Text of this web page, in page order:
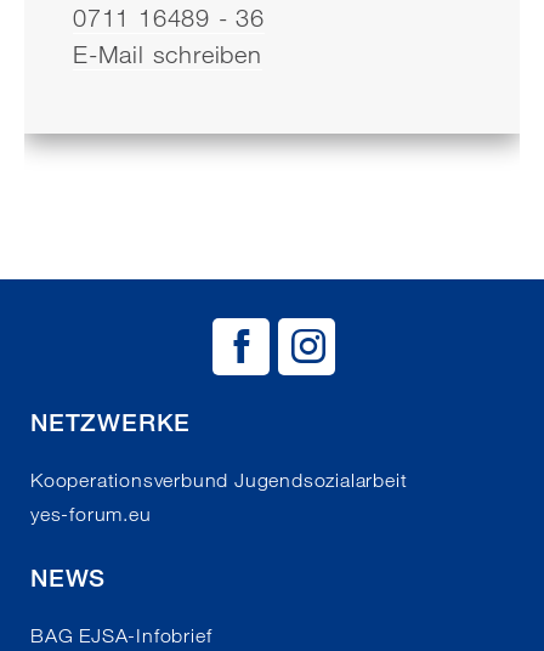
0711 16489 - 36
E-Mail schreiben
NETZWERKE
Kooperationsverbund Jugendsozialarbeit
yes-forum.eu
NEWS
BAG EJSA-Infobrief
BAG EJSA